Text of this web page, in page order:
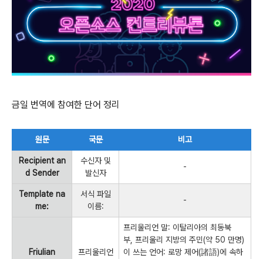
금일 번역에 참여한 단어 정리
원문 국문 비고
Recipient an
d Sender
수신자 및
발신자
-
Template na
me:
서식 파일
이름:
-
Friulian 프리울리언
프리울리언 말: 이탈리아의 최동북
부, 프리울리 지방의 주민(약 50 만명)
이 쓰는 언어: 로망 제어(諸語)에 속하